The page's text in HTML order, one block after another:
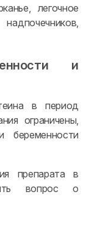
легочное
и
в период
ограничены,
беременности
препарата в
вопрос о